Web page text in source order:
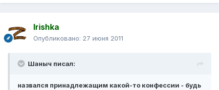
Irishka
Опубликовано: 27 июня 2011
Шаныч писал:
назвался принадлежащим какой-то конфессии - будь